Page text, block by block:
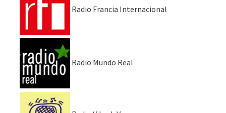
Radio Francia Internacional
Radio Mundo Real